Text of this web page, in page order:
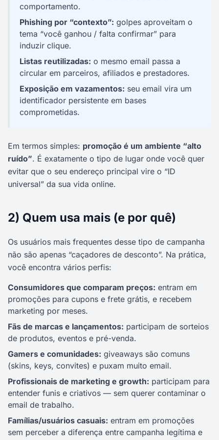
comportamento.
Phishing por “contexto”: golpes aproveitam o
tema “você ganhou / falta confirmar” para
induzir clique.
Listas reutilizadas: o mesmo email passa a
circular em parceiros, afiliados e prestadores.
Exposição em vazamentos: seu email vira um
identificador persistente em bases
comprometidas.
Em termos simples: promoção é um ambiente “alto
ruído”. É exatamente o tipo de lugar onde você quer
evitar que o seu endereço principal vire o “ID
universal” da sua vida online.
2) Quem usa mais (e por quê)
Os usuários mais frequentes desse tipo de campanha
não são apenas “caçadores de desconto”. Na prática,
você encontra vários perfis:
Consumidores que comparam preços: entram em
promoções para cupons e frete grátis, e recebem
marketing por meses.
Fãs de marcas e lançamentos: participam de sorteios
de produtos, eventos e pré-venda.
Gamers e comunidades: giveaways são comuns
(skins, keys, convites) e puxam muito email.
Profissionais de marketing e growth: participam para
entender funis e criativos — sem querer contaminar o
email de trabalho.
Famílias/usuários casuais: entram em promoções
sem perceber a diferença entre campanha legítima e